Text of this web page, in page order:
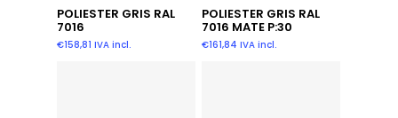
Añadir Al Carrito
POLIESTER GRIS RAL
7016
€158,81 IVA incl.
Añadir Al Carrito
POLIESTER GRIS RAL
7016 MATE P:30
€161,84 IVA incl.